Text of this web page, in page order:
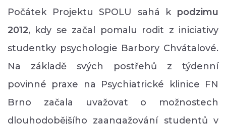
Počátek Projektu SPOLU sahá k podzimu
2012, kdy se začal pomalu rodit z iniciativy
studentky psychologie Barbory Chvátalové.
Na základě svých postřehů z týdenní
povinné praxe na Psychiatrické klinice FN
Brno začala uvažovat o možnostech
dlouhodobějšího zaangažování studentů v